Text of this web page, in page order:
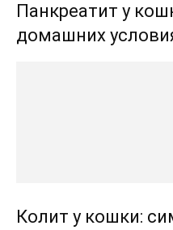
Панкреатит у
домашних
Колит у кошки: